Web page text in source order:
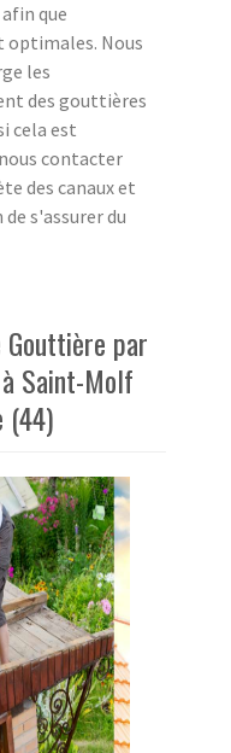
que
optimales. Nous
les
des gouttières
cela est
contacter
des canaux et
s'assurer du
par
Saint-Molf
(44)